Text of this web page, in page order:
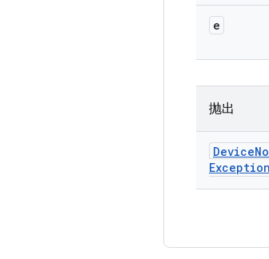
e
抛出
Device
Exception